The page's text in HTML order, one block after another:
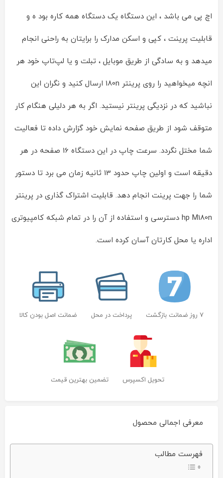
اچ پی می باشد ، این دستگاه یک دستگاه همه کاره بود ه و
قابلیت پرینت ، کپی و اسکن مدارک را برایتان به راحنی انجام
میدهد و به سادگی از طریق موبایل ، تبلت و یا لپ‌‌تاپ خود هر
انچه میخواهید را روی پرینتر 180n ارسال کنید و نگران این
نباشید که در نزدیگی پرینتر نیستید. اگر به هر دلیلی هنگام کار
متوقف شود از طریق صفحه نمایش خود گزارش داده تا فعالیت
شما مختل نگردد. سرعت چاپ در این دستگاه 16 صفحه در هر
دقیقه است و اولین چاپ حدود 13 ثانیه زمان می برد تا دستور
شما را جهت پرینت انجام دهد. قابلیت اشتراک گذاری در پرینتر
hp M180n دسترسی و استفاده از آن را در تمام شبکه کامپیوتری
اداره یا محل کارتان آسان کرده است.
7 روز ضمانت بازگشت پرداخت در محل ضمانت اصل بودن کالا
تحویل اکسپرس تضمین بهترین قیمت
معرفی اجمالی محصول
پرینتر
رنگی
لیزری
فهرست مطالب